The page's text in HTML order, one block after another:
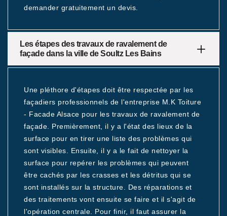
demander gratuitement un devis.
Les étapes des travaux de ravalement de
façade dans la ville de Soultz Les Bains
Une pléthore d'étapes doit être respectée par les
façadiers professionnels de l'entreprise M.K Toiture
- Facade Alsace pour les travaux de ravalement de
façade. Premièrement, il y a l'état des lieux de la
surface pour en tirer une liste des problèmes qui
sont visibles. Ensuite, il y a le fait de nettoyer la
surface pour repérer les problèmes qui peuvent
être cachés par les crasses et les détritus qui se
sont installés sur la structure. Des réparations et
des traitements vont ensuite se faire et il s'agit de
l'opération centrale. Pour finir, il faut assurer la